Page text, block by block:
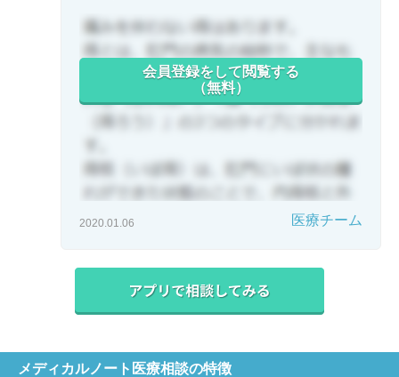
会員登録をして閲覧する
（無料）
2020.01.06 医療チーム
メディカルノート医療相談の特徴